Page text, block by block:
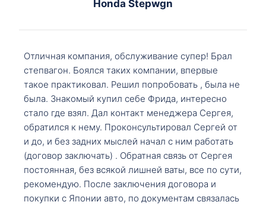
Honda Stepwgn
Отличная компания, обслуживание супер! Брал
степвагон. Боялся таких компании, впервые
такое практиковал. Решил попробовать , была не
была. Знакомый купил себе Фрида, интересно
стало где взял. Дал контакт менеджера Сергея,
обратился к нему. Проконсультировал Сергей от
и до, и без задних мыслей начал с ним работать
(договор заключать) . Обратная связь от Сергея
постоянная, без всякой лишней ваты, все по сути,
рекомендую. После заключения договора и
покупки с Японии авто, по документам связалась